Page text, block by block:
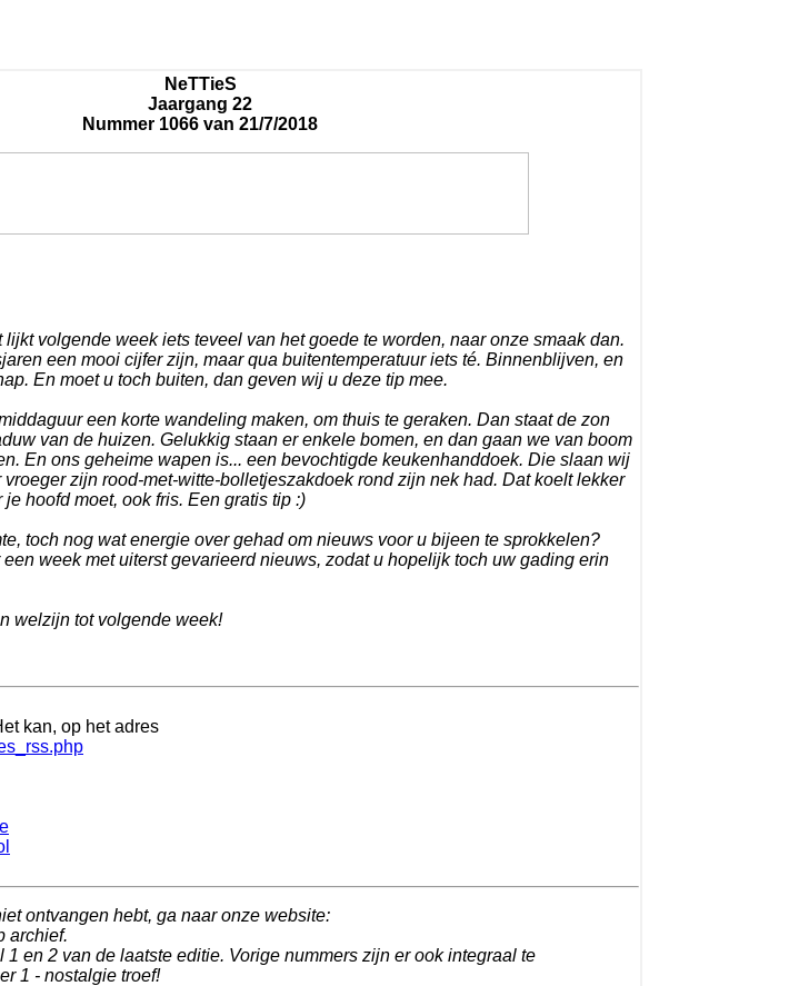
NeTTieS
Jaargang 22
Nummer 1066 van 21/7/2018
volgende week iets teveel van het goede te worden, naar onze smaak dan.
een mooi cijfer zijn, maar qua buitentemperatuur iets té. Binnenblijven, en
En moet u toch buiten, dan geven wij u deze tip mee.
een korte wandeling maken, om thuis te geraken. Dan staat de zon
van de huizen. Gelukkig staan er enkele bomen, en dan gaan we van boom
En ons geheime wapen is... een bevochtigde keukenhanddoek. Die slaan wij
zijn rood-met-witte-bolletjeszakdoek rond zijn nek had. Dat koelt lekker
hoofd moet, ook fris. Een gratis tip :)
toch nog wat energie over gehad om nieuws voor u bijeen te sprokkelen?
week met uiterst gevarieerd nieuws, zodat u hopelijk toch uw gading erin
welzijn tot volgende week!
kan, op het adres
ontvangen hebt, ga naar onze website:
archief.
en 2 van de laatste editie. Vorige nummers zijn er ook integraal te
1 - nostalgie troef!